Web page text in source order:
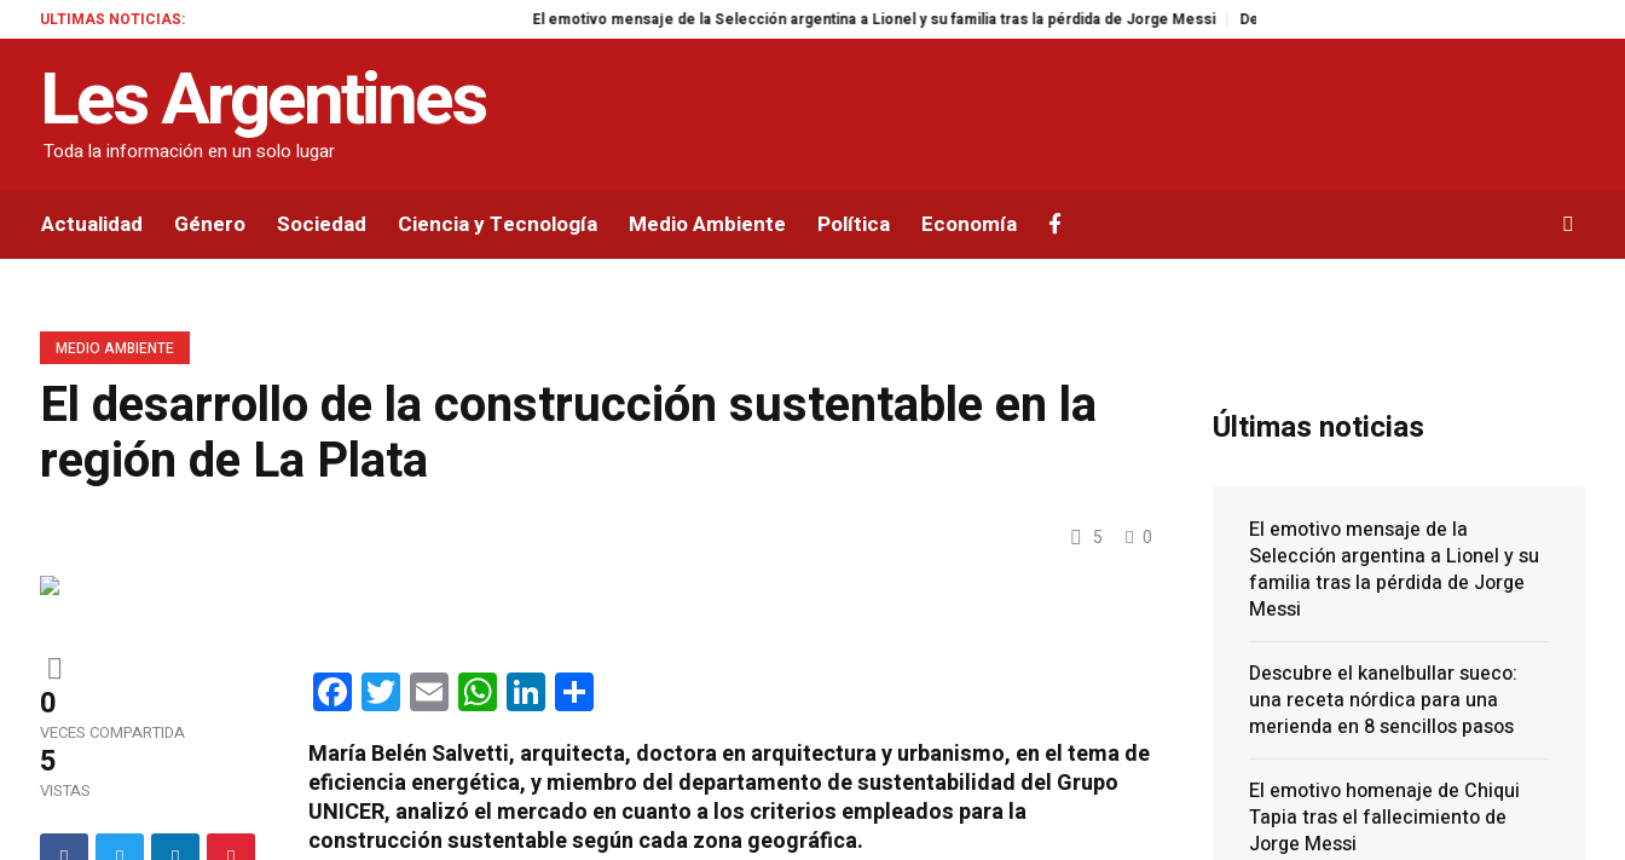
ULTIMAS NOTICIAS: El emotivo mensaje de la Selección argentina a Lionel y su familia tras la pérdida de Jorge Messi Descubre el kanelbullar sueco: una receta nórdica para una
Les Argentines
Toda la información en un solo lugar
Actualidad Género Sociedad Ciencia y Tecnología Medio Ambiente Política Economía
MEDIO AMBIENTE
El desarrollo de la construcción sustentable en la
región de La Plata
5 0
0
VECES COMPARTIDA
5
VISTAS
FacebookTwitterEmail WhatsAppLinkedIn
María Belén Salvetti, arquitecta, doctora en arquitectura y urbanismo, en el tema de
eficiencia energética, y miembro del departamento de sustentabilidad del Grupo
UNICER, analizó el mercado en cuanto a los criterios empleados para la
construcción sustentable según cada zona geográfica.
Últimas noticias
El emotivo mensaje de la
Selección argentina a Lionel y su
familia tras la pérdida de Jorge
Messi
Descubre el kanelbullar sueco:
una receta nórdica para una
merienda en 8 sencillos pasos
El emotivo homenaje de Chiqui
Tapia tras el fallecimiento de
Jorge Messi